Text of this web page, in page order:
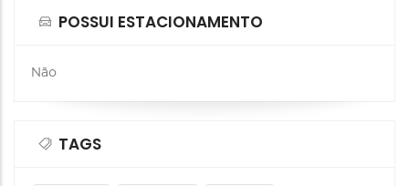
POSSUI ESTACIONAMENTO
Não
TAGS